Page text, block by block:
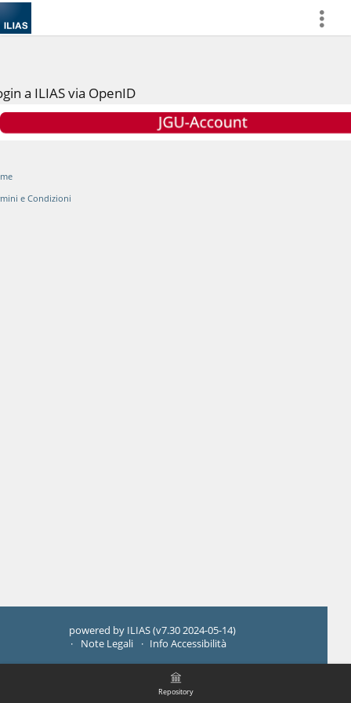
more
Repository
a ILIAS via OpenID
e Condizioni
powered by ILIAS (v7.30 2024-05-14)
Note Legali
Info Accessibilità